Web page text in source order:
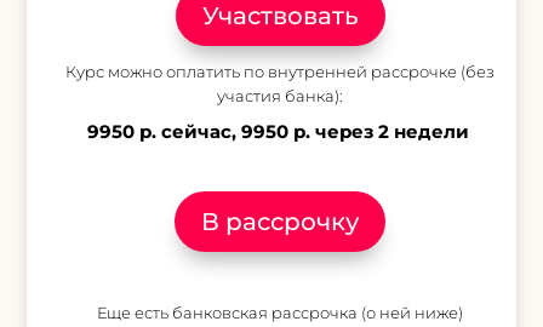
Участвовать
Курс можно оплатить по внутренней рассрочке (без
участия банка):
9950 р. сейчас, 9950 р. через 2 недели
В рассрочку
Еще есть банковская рассрочка (о ней ниже)